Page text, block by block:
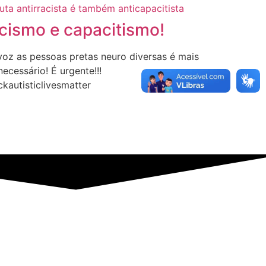
e capacitismo!
as pessoas pretas neuro diversas é mais
É urgente!!!